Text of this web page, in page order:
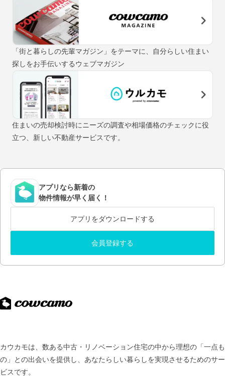
「街と暮らしの先輩マガジン」をテーマに、自分らしい住まい
探しをお手伝いするウェブマガジン
住まいの売却検討時にニーズの調査や相場価格のチェックに役
立つ、新しい不動産サービスです。
アプリなら新着の
物件情報が早く届く！
アプリをダウンロードする
会員登録する
カウカモは、数ある中古・リノベーション住宅の中から理想の「一点も
の」との出会いを提供し、 あなたらしい暮らしを実現させるためのサー
ビスです。